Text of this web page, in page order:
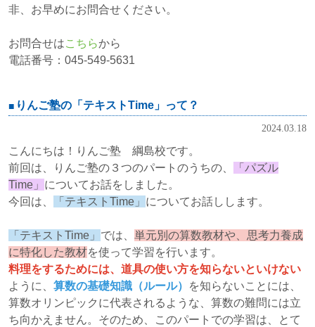
非、お早めにお問合せください。
お問合せはこちらから
電話番号：045-549-5631
りんご塾の「テキストTime」って？
2024.03.18
こんにちは！りんご塾 綱島校です。
前回は、りんご塾の３つのパートのうちの、
「パズル
Time」 についてお話をしました。
今回は、
「テキストTime」 についてお話しします。
「テキストTime」 では、 単元別の算数教材や、思考力養成
に特化した教材を使って学習を行います。
料理をするためには、道具の使い方を知らないといけない
ように、 算数の基礎知識（ルール）
を知らないことには、
算数オリンピックに代表されるような、算数の難問には立
ち向かえません。そのため、このパートでの学習は、とて